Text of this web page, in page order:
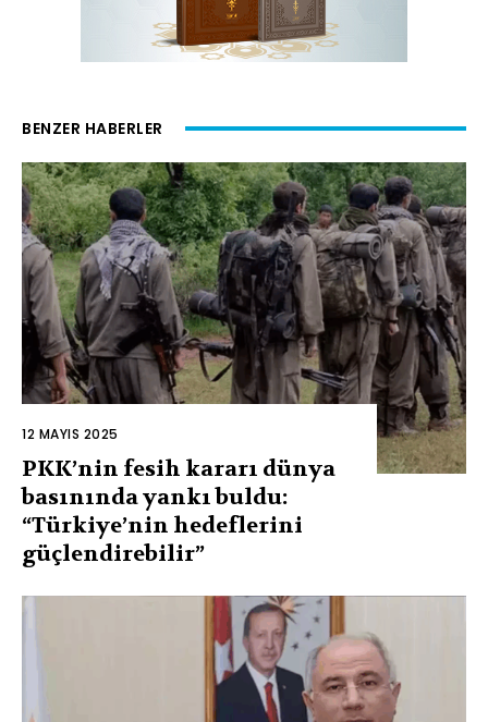
BENZER HABERLER
12 MAYIS 2025
PKK’nin fesih kararı dünya
basınında yankı buldu:
“Türkiye’nin hedeflerini
güçlendirebilir”